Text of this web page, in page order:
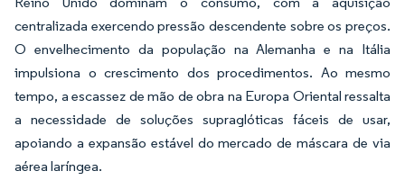
centralizada exercendo pressão descendente sobre os preços.
O envelhecimento da população na Alemanha e na Itália
impulsiona o crescimento dos procedimentos. Ao mesmo
tempo, a escassez de mão de obra na Europa Oriental ressalta
a necessidade de soluções supraglóticas fáceis de usar,
apoiando a expansão estável do mercado de máscara de via
aérea laríngea.